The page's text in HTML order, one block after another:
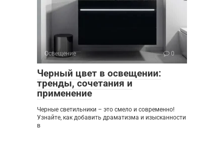
Освещение 0
Черный цвет в освещении:
тренды, сочетания и
применение
Черные светильники – это смело и современно!
Узнайте, как добавить драматизма и изысканности
в